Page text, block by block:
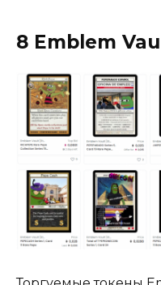
8 Emblem